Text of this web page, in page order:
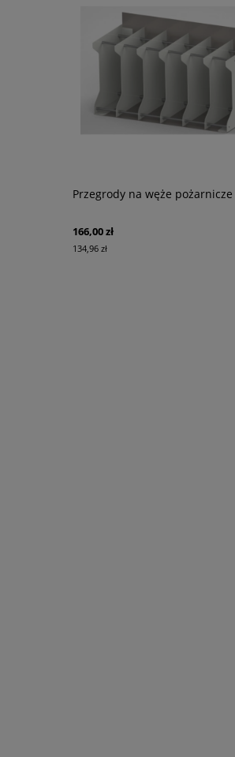
Przegrody na węże pożarnicze
166,00 zł
134,96 zł